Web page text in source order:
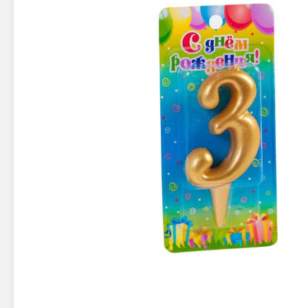
Фейерверки на свадьбу
Петарды
Терочные
Бабочки,
Жуки
Цветной